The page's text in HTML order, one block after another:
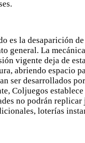
es la desaparición de
general. La
vigente deja de
abriendo espacio
ser desarrollados
Coljuegos
no podrán replicar
loterías
medium
Advertisement
Advertisement